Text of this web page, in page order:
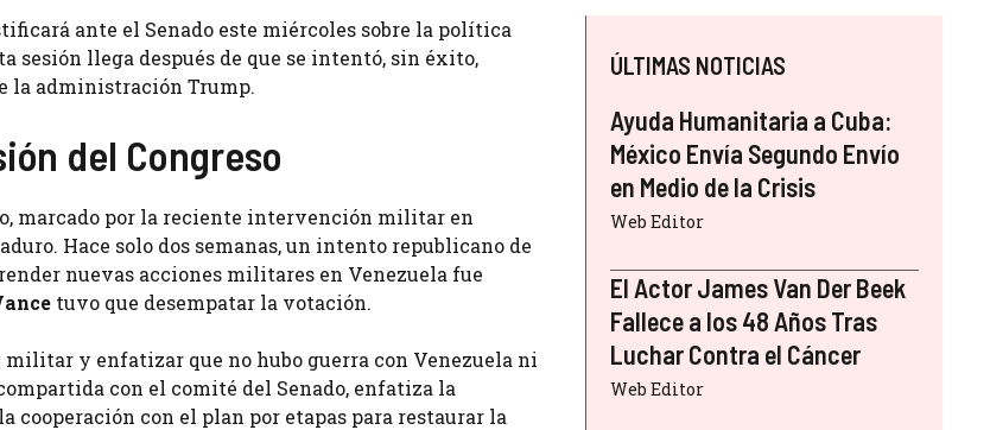
ante el Senado este miércoles sobre la política
sesión llega después de que se intentó, sin éxito,
la administración Trump.
del Congreso
marcado por la reciente intervención militar en
Hace solo dos semanas, un intento republicano de
nuevas acciones militares en Venezuela fue
tuvo que desempatar la votación.
y enfatizar que no hubo guerra con Venezuela ni
con el comité del Senado, enfatiza la
con el plan por etapas para restaurar la
ÚLTIMAS NOTICIAS
Ayuda Humanitaria a Cuba:
México Envía Segundo Envío
en Medio de la Crisis
Web Editor
El Actor James Van Der Beek
Fallece a los 48 Años Tras
Luchar Contra el Cáncer
Web Editor